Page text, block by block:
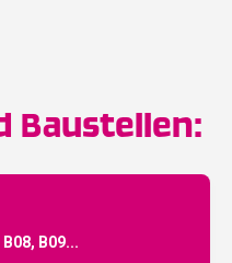
Baustellen:
B09...